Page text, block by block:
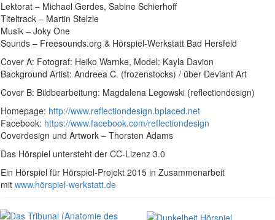
Lektorat – Michael Gerdes, Sabine Schierhoff
Titeltrack – Martin Stelzle
Musik – Joky One
Sounds – Freesounds.org & Hörspiel-Werkstatt Bad Hersfeld
Cover A: Fotograf: Heiko Warnke, Model: Kayla Davion
Background Artist: Andreea C. (frozenstocks) / über Deviant Art
Cover B: Bildbearbeitung: Magdalena Legowski (reflectiondesign)
Homepage: http://www.reflectiondesign.bplaced.net
Facebook: https://www.facebook.com/reflectiondesign
Coverdesign und Artwork – Thorsten Adams
Das Hörspiel untersteht der CC-Lizenz 3.0
Ein Hörspiel für Hörspiel-Projekt 2015 in Zusammenarbeit
mit www.hörspiel-werkstatt.de